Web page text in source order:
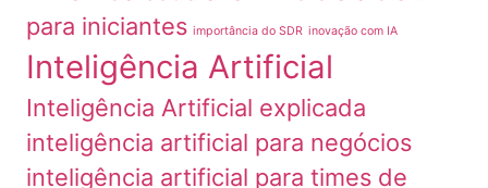
para iniciantes importância do SDR inovação com IA
Inteligência Artificial
Inteligência Artificial explicada
inteligência artificial para negócios
inteligência artificial para times de